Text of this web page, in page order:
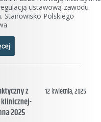
ustawową zawodu
Stanowisko Polskiego
z
2025
12 kwietnia, 2025